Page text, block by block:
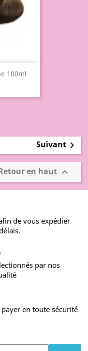
100ml
Suivant 
en haut 
de vous expédier
par nos
en toute sécurité